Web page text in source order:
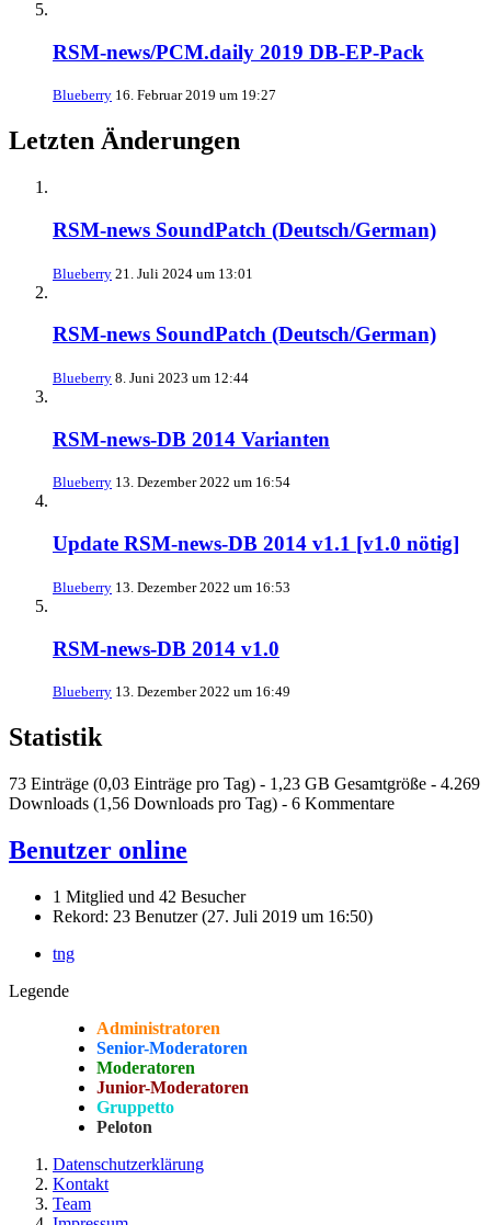
RSM-news/PCM.daily 2019 DB-EP-Pack
Blueberry 16. Februar 2019 um 19:27
Letzten Änderungen
RSM-news SoundPatch (Deutsch/German)
Blueberry 21. Juli 2024 um 13:01
RSM-news SoundPatch (Deutsch/German)
Blueberry 8. Juni 2023 um 12:44
RSM-news-DB 2014 Varianten
Blueberry 13. Dezember 2022 um 16:54
Update RSM-news-DB 2014 v1.1 [v1.0 nötig]
Blueberry 13. Dezember 2022 um 16:53
RSM-news-DB 2014 v1.0
Blueberry 13. Dezember 2022 um 16:49
Statistik
73 Einträge (0,03 Einträge pro Tag) - 1,23 GB Gesamtgröße - 4.269
Downloads (1,56 Downloads pro Tag) - 6 Kommentare
Benutzer online
1 Mitglied und 42 Besucher
Rekord: 23 Benutzer (27. Juli 2019 um 16:50)
tng
Legende
Administratoren
Senior-Moderatoren
Moderatoren
Junior-Moderatoren
Gruppetto
Peloton
Datenschutzerklärung
Kontakt
Team